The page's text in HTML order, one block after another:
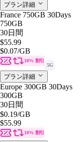
プラン詳細
France 750GB 30Days
750GB
30日間
$55.99
$0.07/GB
10% 割引
5G
プラン詳細
Europe 300GB 30Days
300GB
30日間
$0.19/GB
$55.99
10% 割引